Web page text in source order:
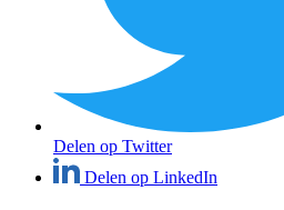
Delen op Twitter
Delen op LinkedIn